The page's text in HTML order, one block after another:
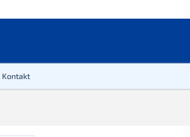
Kontakt